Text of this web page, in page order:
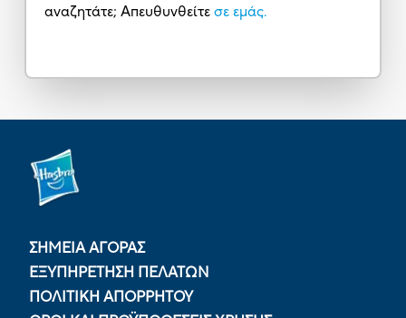
αναζητάτε; Απευθυνθείτε σε εμάς.
ΣΗΜΕΙΑ ΑΓΟΡΑΣ
ΕΞΥΠΗΡΕΤΗΣΗ ΠΕΛΑΤΩΝ
ΠΟΛΙΤΙΚΉ ΑΠΟΡΡΉΤΟΥ